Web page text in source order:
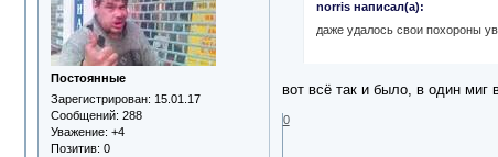
Постоянные
Зарегистрирован: 15.01.17
Сообщений: 288
Уважение: +4
Позитив: 0
norris написал(а):
даже удалось свои похороны
вот всё так и было, в один миг
0